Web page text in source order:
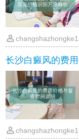
changshazhongke1
长沙白癜风的费
changshazhongke1